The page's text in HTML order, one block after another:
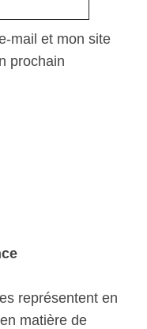
mail et mon site
prochain
représentent en
matière de